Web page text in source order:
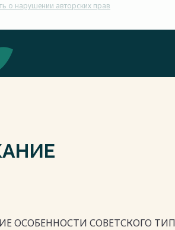
о нарушении авторских прав
ОСОБЕННОСТИ СОВЕТСКОГО